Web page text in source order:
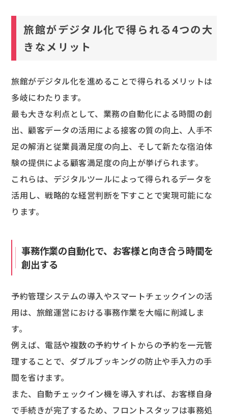
旅館がデジタル化で得られる4つの大
きなメリット
旅館がデジタル化を進めることで得られるメリットは
多岐にわたります。
最も大きな利点として、業務の自動化による時間の創
出、顧客データの活用による接客の質の向上、人手不
足の解消と従業員満足度の向上、そして新たな宿泊体
験の提供による顧客満足度の向上が挙げられます。
これらは、デジタルツールによって得られるデータを
活用し、戦略的な経営判断を下すことで実現可能にな
ります。
事務作業の自動化で、お客様と向き合う時間を
創出する
予約管理システムの導入やスマートチェックインの活
用は、旅館運営における事務作業を大幅に削減しま
す。
例えば、電話や複数の予約サイトからの予約を一元管
理することで、ダブルブッキングの防止や手入力の手
間を省けます。
また、自動チェックイン機を導入すれば、お客様自身
で手続きが完了するため、フロントスタッフは事務処